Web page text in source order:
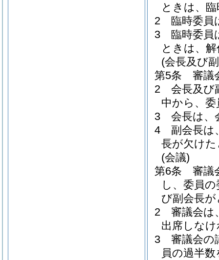
ときは、
2
臨時委員
3
臨時委員
ときは、
(会長及び
第5条
審議
2
会長及び
中から、
3
会長は、
4
副会長は
長が欠け
(会議)
第6条
審議
し、委員
び副会長
2
審議会は
出席しな
3
審議会の
員の過半